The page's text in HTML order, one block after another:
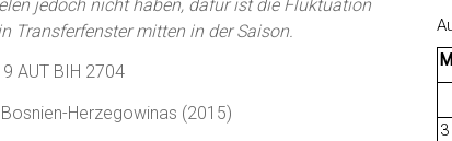
jedoch nicht haben, dafür ist die Fluktuation
Transferfenster mitten in der Saison.
Herzegowinas (2015)
M
3